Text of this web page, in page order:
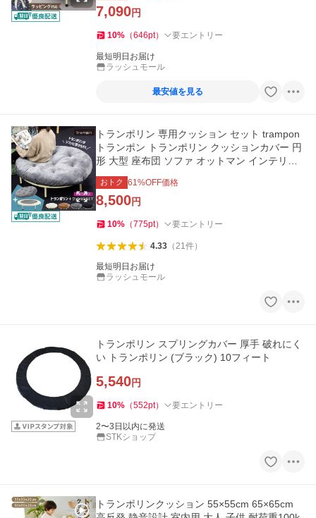
7,090円
10% （646pt） 要エントリー
最短明日お届け
ラッシュモール
最安値を見る
トランポリン 専用クッション セット trampon
トランポン トランポリン クッションカバー 円
形 大型 座布団 ソファ オットマン インテリア
おしゃれ
おトク 61%OFF価格
8,500円
10% （775pt） 要エントリー
4.33（21件）
最短明日お届け
ラッシュモール
トランポリン スプリングカバー 厚手 破れにく
い トランポリン (ブラック) 10フィート
5,540円
10% （552pt） 要エントリー
2〜3日以内に発送
STKショップ
トランポリンクッション 55×55cm 65×65cm